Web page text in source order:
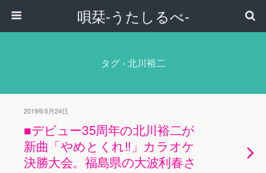
唄栞-うたしるべ-
タグ › 北川裕二
2019年5月24日
■デビュー35周年の北川裕二が
新曲「やめとくれ!!」カラオケ
決勝大会。福島県の大波利春さ